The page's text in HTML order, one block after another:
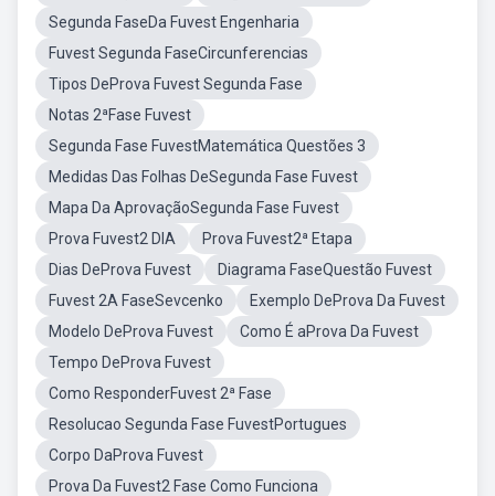
Segunda FaseDa Fuvest Engenharia
Fuvest Segunda FaseCircunferencias
Tipos DeProva Fuvest Segunda Fase
Notas 2ªFase Fuvest
Segunda Fase FuvestMatemática Questões 3
Medidas Das Folhas DeSegunda Fase Fuvest
Mapa Da AprovaçãoSegunda Fase Fuvest
Prova Fuvest2 DIA
Prova Fuvest2ª Etapa
Dias DeProva Fuvest
Diagrama FaseQuestão Fuvest
Fuvest 2A FaseSevcenko
Exemplo DeProva Da Fuvest
Modelo DeProva Fuvest
Como É aProva Da Fuvest
Tempo DeProva Fuvest
Como ResponderFuvest 2ª Fase
Resolucao Segunda Fase FuvestPortugues
Corpo DaProva Fuvest
Prova Da Fuvest2 Fase Como Funciona